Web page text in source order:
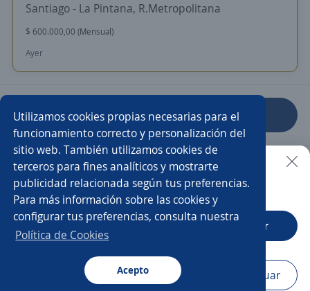
Utilizamos cookies propias necesarias para el
funcionamiento correcto y personalización del
sitio web. También utilizamos cookies de
terceros para fines analíticos y mostrarte
publicidad relacionada según tus preferencias.
Para más información sobre las cookies y
configurar tus preferencias, consulta nuestra
Política de Cookies
Acepto
Santiago - La Pintana, R.Metropolitana
$ 600.000,00 (Mensual)
Ayer
Anterior Siguiente
Nuevas ofertas de empleo Avísame
Empleos similares
Operarios de bodega
Almacenista
Buscar es más fácil en la app
CT App Abrir
Navegador Continuar